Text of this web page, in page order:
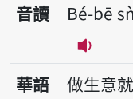
音讀
Bé-bē
播放
華語
做生意